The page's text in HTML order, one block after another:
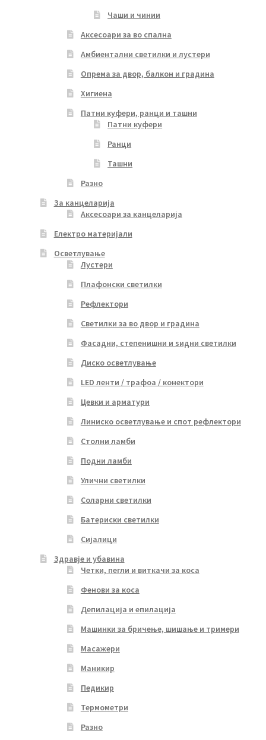
Чаши и чинии
Аксесоари за во спална
Амбиентални светилки и лустери
Опрема за двор, балкон и градина
Хигиена
Патни куфери, ранци и ташни
Патни куфери
Ранци
Ташни
Разно
За канцеларија
Аксесоари за канцеларија
Електро материјали
Осветлување
Лустери
Плафонски светилки
Рефлектори
Светилки за во двор и градина
Фасадни, степенишни и ѕидни светилки
Диско осветлување
LED ленти / трафоа / конектори
Цевки и арматури
Линиско осветлување и спот рефлектори
Столни ламби
Подни ламби
Улични светилки
Соларни светилки
Батериски светилки
Сијалици
Здравје и убавина
Четки, пегли и виткачи за коса
Фенови за коса
Депилација и епилација
Машинки за бричење, шишање и тримери
Масажери
Маникир
Педикир
Термометри
Разно